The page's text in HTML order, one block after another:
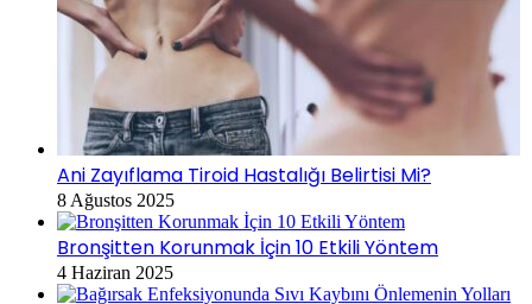
Ani Zayıflama Tiroid Hastalığı Belirtisi Mi?
8 Ağustos 2025
Bronşitten Korunmak İçin 10 Etkili Yöntem
4 Haziran 2025